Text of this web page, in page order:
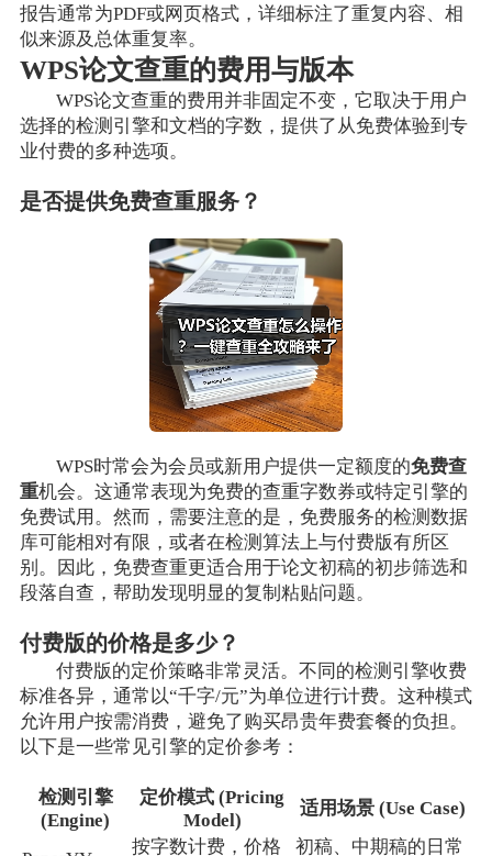
报告通常为PDF或网页格式，详细标注了重复内容、相
似来源及总体重复率。
WPS论文查重的费用与版本
WPS论文查重的费用并非固定不变，它取决于用户
选择的检测引擎和文档的字数，提供了从免费体验到专
业付费的多种选项。
是否提供免费查重服务？
WPS时常会为会员或新用户提供一定额度的免费查
重机会。这通常表现为免费的查重字数券或特定引擎的
免费试用。然而，需要注意的是，免费服务的检测数据
库可能相对有限，或者在检测算法上与付费版有所区
别。因此，免费查重更适合用于论文初稿的初步筛选和
段落自查，帮助发现明显的复制粘贴问题。
付费版的价格是多少？
付费版的定价策略非常灵活。不同的检测引擎收费
标准各异，通常以“千字/元”为单位进行计费。这种模式
允许用户按需消费，避免了购买昂贵年费套餐的负担。
以下是一些常见引擎的定价参考：
检测引擎
(Engine)
定价模式 (Pricing
Model)
适用场景 (Use Case)
按字数计费，价格
初稿、中期稿的日常